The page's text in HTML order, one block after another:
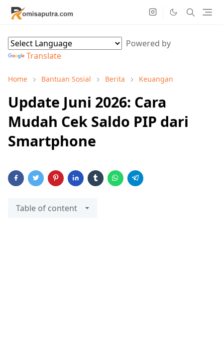
Powered by
Translate
Home Bantuan Sosial Berita Keuangan
Update Juni 2026: Cara
Mudah Cek Saldo PIP dari
Smartphone
Table of content